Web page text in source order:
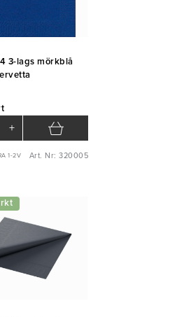
3-lags mörkblå
+
1-2V Art. Nr: 320005